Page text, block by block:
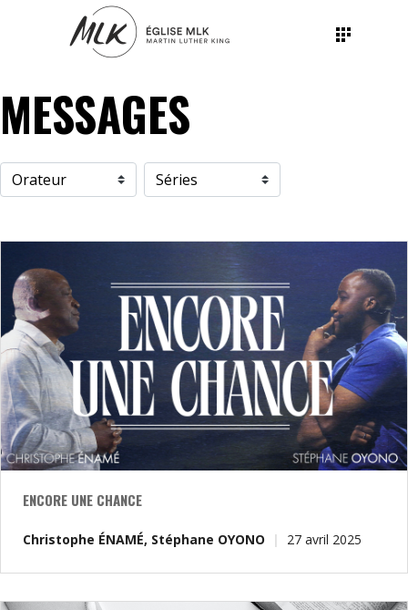
MESSAGES
ENCORE UNE CHANCE
Christophe ÉNAMÉ, Stéphane OYONO 27 avril 2025